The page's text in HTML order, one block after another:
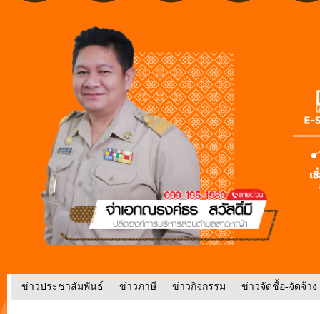
ข่าวประชาสัมพันธ์ / ข่าวภาษี / ข่าวกิจกรรม / ข่าวจัดชื้อ-จัดจ้า